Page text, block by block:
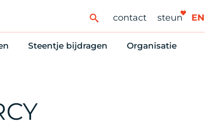
contact steun EN
en huurvragen
Steentje bijdragen
Vriendennieuws
Organisatie